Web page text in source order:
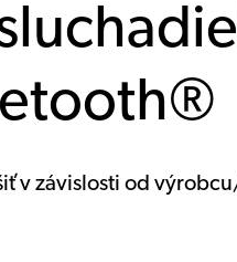
v závislosti od